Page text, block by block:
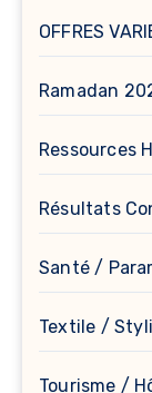
OFFRES
Ramadan
Ressources
Résultats
Santé /
Textile /
Tourisme /